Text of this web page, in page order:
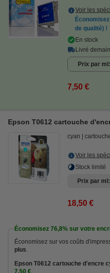
Voir les
Économisez
de qualité) !
En stock
Livré demain
Prix par ml
7,50 €
Epson T0612 cartouche
cyan
Voir les
Stock limité
Prix par ml
18,50 €
Économisez 76,8% sur votre
Économisez sur vos coûts
plus.
Epson T0612 cartouche d'encre
7,50 €